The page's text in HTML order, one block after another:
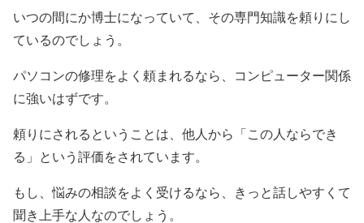
いつの間にか博士になっていて、その専門知識を頼りにし
ているのでしょう。
パソコンの修理をよく頼まれるなら、コンピューター関係
に強いはずです。
頼りにされるということは、他人から「この人ならでき
る」という評価をされています。
もし、悩みの相談をよく受けるなら、きっと話しやすくて
聞き上手な人なのでしょう。